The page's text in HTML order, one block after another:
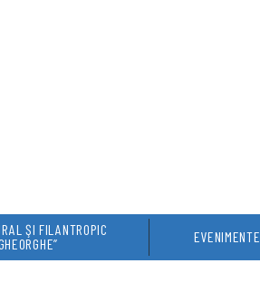
ŞI FILANTROPIC
EVENIMENTE